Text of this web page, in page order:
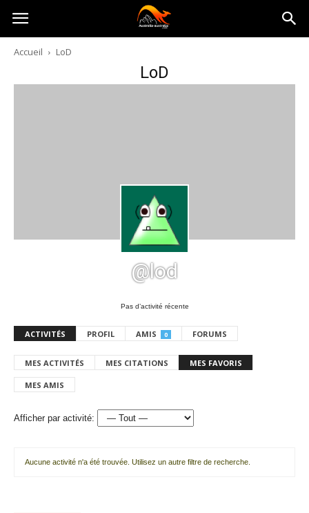
Australia-
australie.com
Accueil LoD
LoD
@lod
Pas d’activité récente
ACTIVITÉS PROFIL AMIS 0 FORUMS
MES ACTIVITÉS MES CITATIONS MES FAVORIS
MES AMIS
Afficher par activité:
Aucune activité n'a été trouvée. Utilisez un autre filtre de recherche.